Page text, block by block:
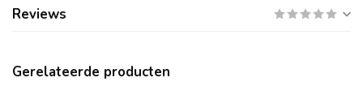
Reviews
Gerelateerde producten